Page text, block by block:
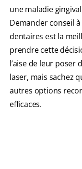
une maladie
Demander conseil
dentaires est la
prendre cette
l’aise de leur poser
laser, mais sachez
autres options
efficaces.